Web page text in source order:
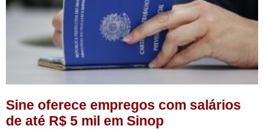
Sine oferece empregos com salários
de até R$ 5 mil em Sinop